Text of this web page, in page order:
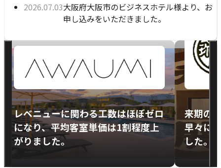
大阪府大阪市のビジネスホテル様より、お
申し込みをいただきました。
公開日: 2026年07月03日
導
入
事
例レベニューに関わる工数はほぼゼロ
になり、平均客室単価は1割程度上
がりました。
来期の
早々に
した。